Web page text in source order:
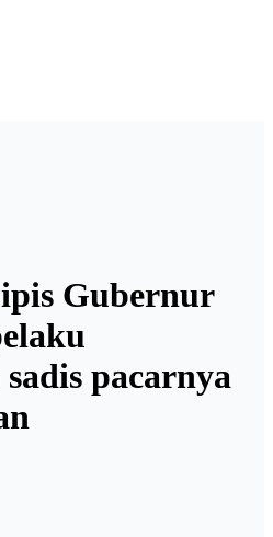
Gubernur
pacarnya